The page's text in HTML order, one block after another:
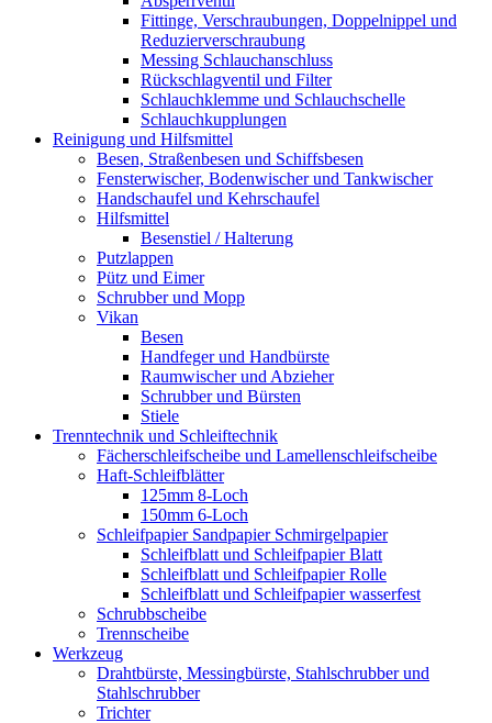
Fittinge, Verschraubungen, Doppelnippel und
Reduzierverschraubung
Messing Schlauchanschluss
Rückschlagventil und Filter
Schlauchklemme und Schlauchschelle
Schlauchkupplungen
Reinigung und Hilfsmittel
Besen, Straßenbesen und Schiffsbesen
Fensterwischer, Bodenwischer und Tankwischer
Handschaufel und Kehrschaufel
Hilfsmittel
Besenstiel / Halterung
Putzlappen
Pütz und Eimer
Schrubber und Mopp
Vikan
Besen
Handfeger und Handbürste
Raumwischer und Abzieher
Schrubber und Bürsten
Stiele
Trenntechnik und Schleiftechnik
Fächerschleifscheibe und Lamellenschleifscheibe
Haft-Schleifblätter
125mm 8-Loch
150mm 6-Loch
Schleifpapier Sandpapier Schmirgelpapier
Schleifblatt und Schleifpapier Blatt
Schleifblatt und Schleifpapier Rolle
Schleifblatt und Schleifpapier wasserfest
Schrubbscheibe
Trennscheibe
Werkzeug
Drahtbürste, Messingbürste, Stahlschrubber und
Stahlschrubber
Trichter